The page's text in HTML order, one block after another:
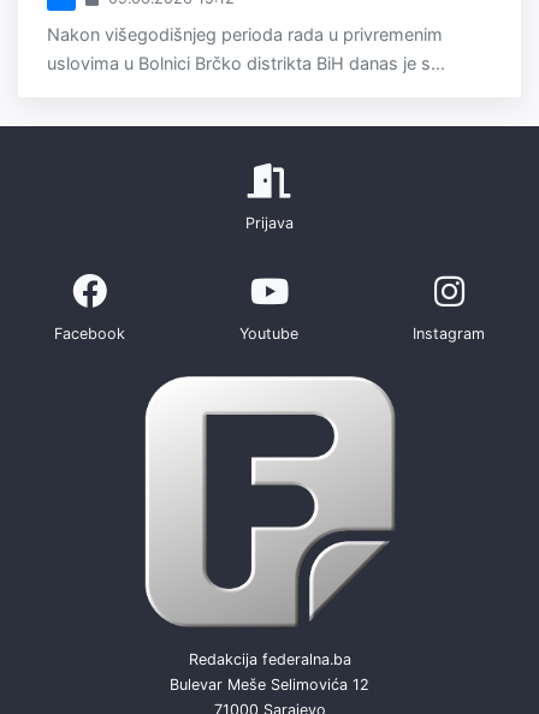
Nakon višegodišnjeg perioda rada u privremenim
uslovima u Bolnici Brčko distrikta BiH danas je s...
Prijava
Facebook Youtube Instagram
Redakcija federalna.ba
Bulevar Meše Selimovića 12
71000 Sarajevo